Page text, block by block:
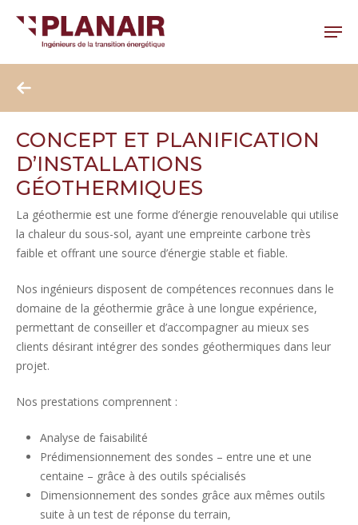
content
Menu
CONCEPT ET PLANIFICATION
D’INSTALLATIONS
GÉOTHERMIQUES
La géothermie est une forme d’énergie renouvelable qui utilise
la chaleur du sous-sol, ayant une empreinte carbone très
faible et offrant une source d’énergie stable et fiable.
Nos ingénieurs disposent de compétences reconnues dans le
domaine de la géothermie grâce à une longue expérience,
permettant de conseiller et d’accompagner au mieux ses
clients désirant intégrer des sondes géothermiques dans leur
projet.
Nos prestations comprennent :
Analyse de faisabilité
Prédimensionnement des sondes – entre une et une
centaine – grâce à des outils spécialisés
Dimensionnement des sondes grâce aux mêmes outils
suite à un test de réponse du terrain,
Menu